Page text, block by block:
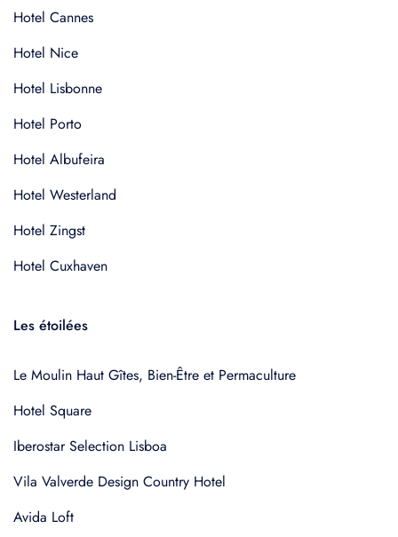
Hotel Cannes
Hotel Nice
Hotel Lisbonne
Hotel Porto
Hotel Albufeira
Hotel Westerland
Hotel Zingst
Hotel Cuxhaven
Les étoilées
Le Moulin Haut Gîtes, Bien-Être et Permaculture
Hotel Square
Iberostar Selection Lisboa
Vila Valverde Design Country Hotel
Avida Loft